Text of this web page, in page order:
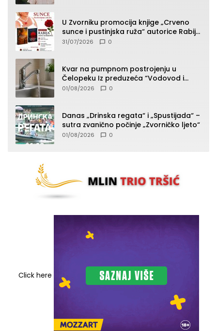
U Zvorniku promocija knjige „Crveno
sunce i pustinjska ruža“ autorice Rabije
Avdić-Hamidović
31/07/2026 0
Kvar na pumpnom postrojenju u
Čelopeku Iz preduzeća “Vodovod i
komunalije”
01/08/2026 0
Danas „Drinska regata“ i „Spustijada“ –
sutra zvanično počinje „Zvorničko ljeto“
01/08/2026 0
Click here